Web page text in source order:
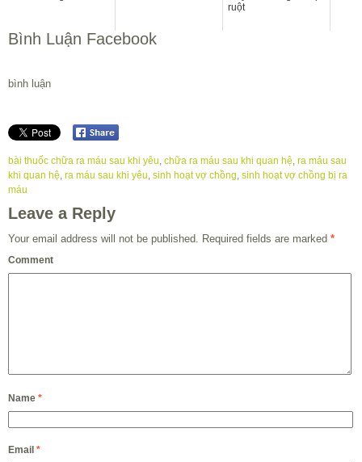
ruột
Bình Luận Facebook
bình luận
bài thuốc chữa ra máu sau khi yêu, chữa ra máu sau khi quan hệ, ra máu sau
khi quan hệ, ra máu sau khi yêu, sinh hoạt vợ chồng, sinh hoạt vợ chồng bị ra
máu
Leave a Reply
Your email address will not be published. Required fields are marked *
Comment
Name *
Email *